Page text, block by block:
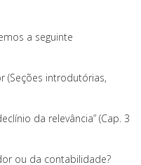
a seguinte
(Seções introdutórias,
da relevância” (Cap. 3
ou da contabilidade?